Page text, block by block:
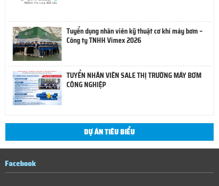
Tuyển dụng nhân viên kỹ thuật cơ khí máy bơm –
Công ty TNHH Vimex 2026
TUYỂN NHÂN VIÊN SALE THỊ TRƯỜNG MÁY BƠM
CÔNG NGHIỆP
DỰ ÁN TIÊU BIỂU
Facebook